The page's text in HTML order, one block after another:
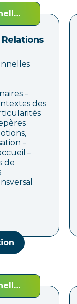
Relations
–
des
–
–
de